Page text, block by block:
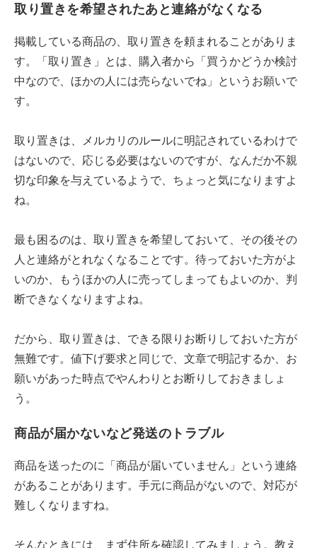
取り置きを希望されたあと連絡がなくなる
掲載している商品の、取り置きを頼まれることがありま
す。「取り置き」とは、購入者から「買うかどうか検討
中なので、ほかの人には売らないでね」というお願いで
す。
取り置きは、メルカリのルールに明記されているわけで
はないので、応じる必要はないのですが、なんだか不親
切な印象を与えているようで、ちょっと気になりますよ
ね。
最も困るのは、取り置きを希望しておいて、その後その
人と連絡がとれなくなることです。待っておいた方がよ
いのか、もうほかの人に売ってしまってもよいのか、判
断できなくなりますよね。
だから、取り置きは、できる限りお断りしておいた方が
無難です。値下げ要求と同じで、文章で明記するか、お
願いがあった時点でやんわりとお断りしておきましょ
う。
商品が届かないなど発送のトラブル
商品を送ったのに「商品が届いていません」という連絡
があることがあります。手元に商品がないので、対応が
難しくなりますね。
そんなときには、まず住所を確認してみましょう。教え